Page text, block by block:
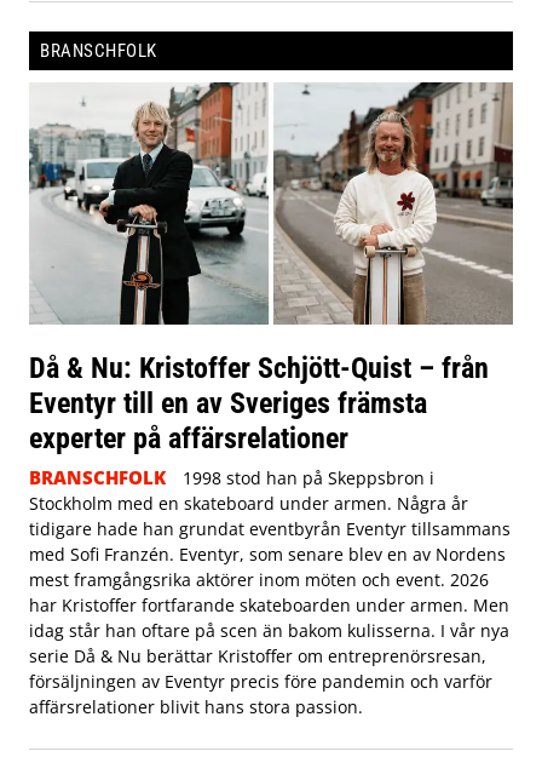
BRANSCHFOLK
Då & Nu: Kristoffer Schjött-Quist – från
Eventyr till en av Sveriges främsta
experter på affärsrelationer
BRANSCHFOLK
1998 stod han på Skeppsbron i
Stockholm med en skateboard under armen. Några år
tidigare hade han grundat eventbyrån Eventyr tillsammans
med Sofi Franzén. Eventyr, som senare blev en av Nordens
mest framgångsrika aktörer inom möten och event. 2026
har Kristoffer fortfarande skateboarden under armen. Men
idag står han oftare på scen än bakom kulisserna. I vår nya
serie Då & Nu berättar Kristoffer om entreprenörsresan,
försäljningen av Eventyr precis före pandemin och varför
affärsrelationer blivit hans stora passion.